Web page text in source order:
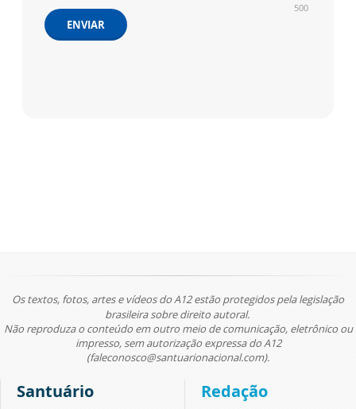
500
ENVIAR
Os textos, fotos, artes e vídeos do A12 estão protegidos pela legislação
brasileira sobre direito autoral.
Não reproduza o conteúdo em outro meio de comunicação, eletrônico ou
impresso, sem autorização expressa do A12
(faleconosco@santuarionacional.com).
Santuário Redação